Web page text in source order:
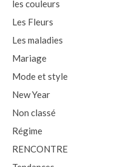
les couleurs
Les Fleurs
Les maladies
Mariage
Mode et style
New Year
Non classé
Régime
RENCONTRE